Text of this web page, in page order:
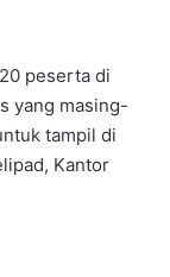
peserta di
yang masing-
tampil di
Kantor